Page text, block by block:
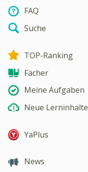
FAQ
Suche
TOP-Ranking
Fächer
Meine Aufgaben
Neue Lerninhalte
YaPlus
News